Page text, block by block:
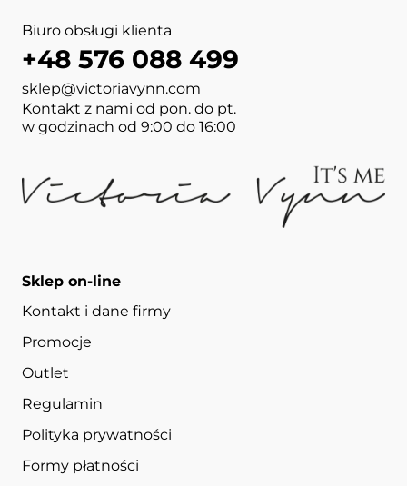
Biuro obsługi klienta
+48 576 088 499
sklep@victoriavynn.com
Kontakt z nami od pon. do pt.
w godzinach od 9:00 do 16:00
Sklep on-line
Kontakt i dane firmy
Promocje
Outlet
Regulamin
Polityka prywatności
Formy płatności